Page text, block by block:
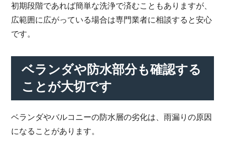
初期段階であれば簡単な洗浄で済むこともありますが、
広範囲に広がっている場合は専門業者に相談すると安心
です。
ベランダや防水部分も確認する
ことが大切です
ベランダやバルコニーの防水層の劣化は、雨漏りの原因
になることがあります。